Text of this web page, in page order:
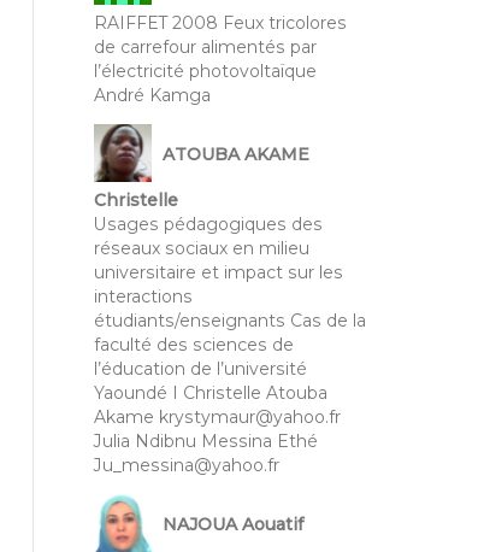
RAIFFET 2008 Feux tricolores
de carrefour alimentés par
l’électricité photovoltaïque
André Kamga
ATOUBA AKAME
Christelle
Usages pédagogiques des
réseaux sociaux en milieu
universitaire et impact sur les
interactions
étudiants/enseignants Cas de la
faculté des sciences de
l’éducation de l’université
Yaoundé I Christelle Atouba
Akame krystymaur@yahoo.fr
Julia Ndibnu Messina Ethé
Ju_messina@yahoo.fr
NAJOUA Aouatif